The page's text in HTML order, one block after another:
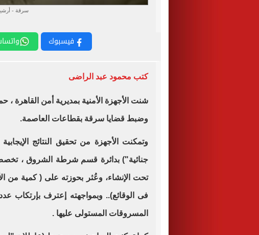
سرقة -
فيسبوك
كتب محمود عبد الراضى
شنت الأجهزة الأمنية بمديرية أمن القاهرة
وضبط قضايا سرقة بقطاعات العاصمة.
وتمكنت الأجهزة من تحقيق النتائج
جنائية") بدائرة قسم شرطة الشروق ،
تحت الإنشاء، وعُثر بحوزته على ( كمية من
المسروقات المستولى عليها .